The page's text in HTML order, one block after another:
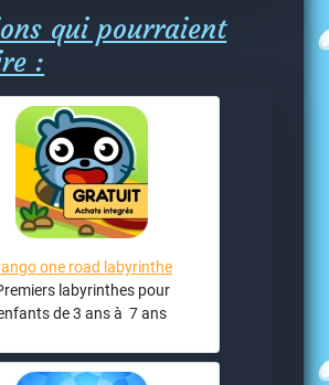
qui pourraient
:
one road labyrinthe
labyrinthes pour
de 3 ans à 7 ans